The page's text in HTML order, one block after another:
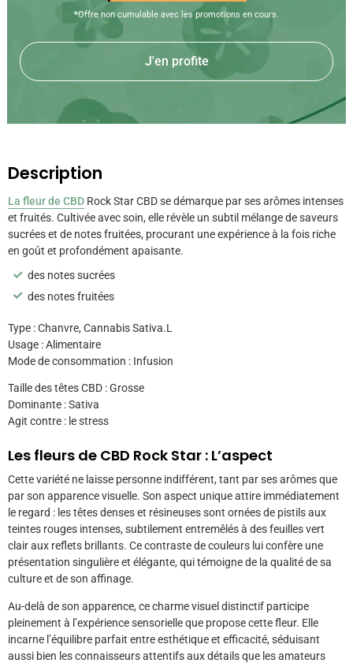
*Offre non cumulable avec les promotions en cours.
J'en profite
Description
La fleur de CBD Rock Star CBD se démarque par ses arômes intenses
et fruités. Cultivée avec soin, elle révèle un subtil mélange de saveurs
sucrées et de notes fruitées, procurant une expérience à la fois riche
en goût et profondément apaisante.
des notes sucrées
des notes fruitées
Type : Chanvre, Cannabis Sativa.L
Usage : Alimentaire
Mode de consommation : Infusion
Taille des têtes CBD : Grosse
Dominante : Sativa
Agit contre : le stress
Les fleurs de CBD Rock Star : L’aspect
Cette variété ne laisse personne indifférent, tant par ses arômes que
par son apparence visuelle. Son aspect unique attire immédiatement
le regard : les têtes denses et résineuses sont ornées de pistils aux
teintes rouges intenses, subtilement entremêlés à des feuilles vert
clair aux reflets brillants. Ce contraste de couleurs lui confère une
présentation singulière et élégante, qui témoigne de la qualité de sa
culture et de son affinage.
Au-delà de son apparence, ce charme visuel distinctif participe
pleinement à l’expérience sensorielle que propose cette fleur. Elle
incarne l’équilibre parfait entre esthétique et efficacité, séduisant
aussi bien les connaisseurs attentifs aux détails que les amateurs